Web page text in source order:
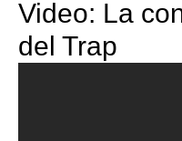
Video: La
del Trap